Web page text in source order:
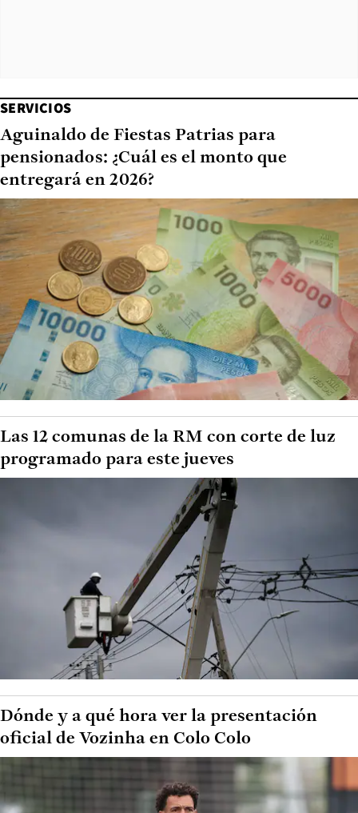
SERVICIOS
Aguinaldo de Fiestas Patrias para
pensionados: ¿Cuál es el monto que
entregará en 2026?
Las 12 comunas de la RM con corte de luz
programado para este jueves
Dónde y a qué hora ver la presentación
oficial de Vozinha en Colo Colo